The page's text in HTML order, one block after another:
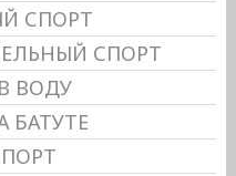
СПОРТ
СПОРТ
ВОДУ
БАТУТЕ